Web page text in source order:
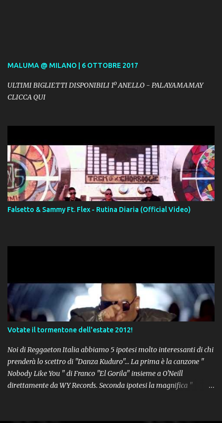
MALUMA @ MILANO | 6 OTTOBRE 2017
ULTIMI BIGLIETTI DISPONIBILI 1º ANELLO - PALAYAMAMAY
CLICCA QUI
Falsetto & Sammy Ft. Flex - Rutina Diaria (Official Video)
Votate il tormentone dell'estate 2012!
Noi di Reggaeton Italia abbiamo 5 ipotesi molto interessanti di chi
prenderà lo scettro di "Danza Kuduro"... La prima è la canzone "
Nobody Like You " di Franco "El Gorila" insieme a O'Neill
direttamente da WY Records. Seconda ipotesi la magnifica "
potenziali hits della prossima estate, " Follow The Leader " del trio